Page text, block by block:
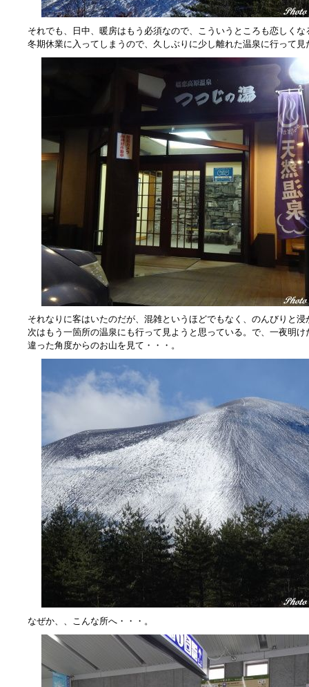
それでも、日中、暖房はもう必須なので、こういうところも恋しく
冬期休業に入ってしまうので、久しぶりに少し離れた温泉に行って見
それなりに客はいたのだが、混雑というほどでもなく、のんびりと
次はもう一箇所の温泉にも行って見ようと思っている。で、一夜明
違った角度からのお山を見て・・・。
なぜか、、こんな所へ・・・。